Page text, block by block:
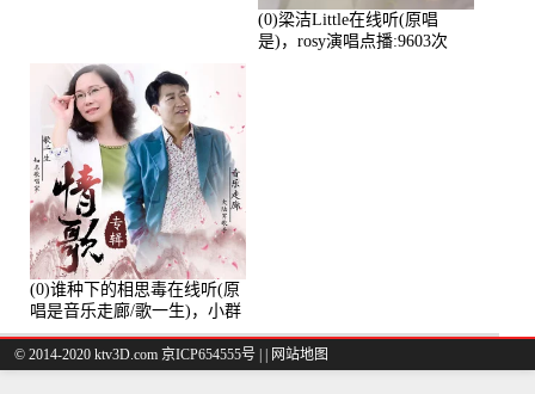
(0)梁洁Little在线听(原唱
是)，rosy演唱点播:9603次
(0)谁种下的相思毒在线听(原
唱是音乐走廊/歌一生)，小群
演唱点播:8975次
© 2014-2020 ktv3D.com 京ICP654555号 | | 网站地图